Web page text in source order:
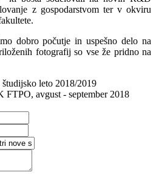
z gospodarstvom ter v okviru
dobro počutje in uspešno delo na
fotografij so vse že pridno na
leto 2018/2019
avgust - september 2018